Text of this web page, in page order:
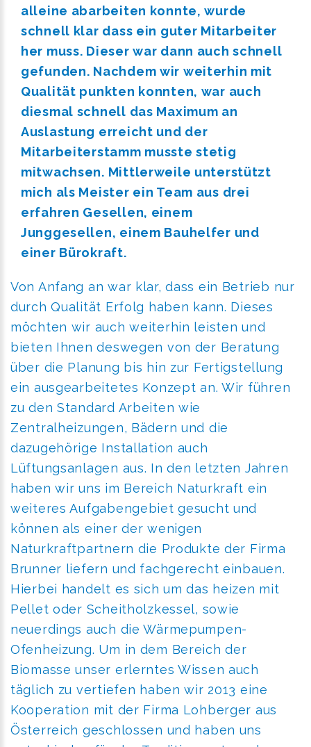
alleine abarbeiten konnte, wurde
schnell klar dass ein guter Mitarbeiter
her muss. Dieser war dann auch schnell
gefunden. Nachdem wir weiterhin mit
Qualität punkten konnten, war auch
diesmal schnell das Maximum an
Auslastung erreicht und der
Mitarbeiterstamm musste stetig
mitwachsen. Mittlerweile unterstützt
mich als Meister ein Team aus drei
erfahren Gesellen, einem
Junggesellen, einem Bauhelfer und
einer Bürokraft.
Von Anfang an war klar, dass ein Betrieb nur
durch Qualität Erfolg haben kann. Dieses
möchten wir auch weiterhin leisten und
bieten Ihnen deswegen von der Beratung
über die Planung bis hin zur Fertigstellung
ein ausgearbeitetes Konzept an. Wir führen
zu den Standard Arbeiten wie
Zentralheizungen, Bädern und die
dazugehörige Installation auch
Lüftungsanlagen aus. In den letzten Jahren
haben wir uns im Bereich Naturkraft ein
weiteres Aufgabengebiet gesucht und
können als einer der wenigen
Naturkraftpartnern die Produkte der Firma
Brunner liefern und fachgerecht einbauen.
Hierbei handelt es sich um das heizen mit
Pellet oder Scheitholzkessel, sowie
neuerdings auch die Wärmepumpen-
Ofenheizung. Um in dem Bereich der
Biomasse unser erlerntes Wissen auch
täglich zu vertiefen haben wir 2013 eine
Kooperation mit der Firma Lohberger aus
Österreich geschlossen und haben uns